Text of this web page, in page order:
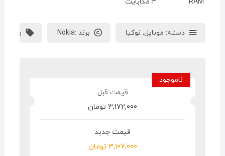
دسته: موبایل, نوکیا برند :Nokia
ناموجود
3,172,000 تومان
3,107,000 تومان